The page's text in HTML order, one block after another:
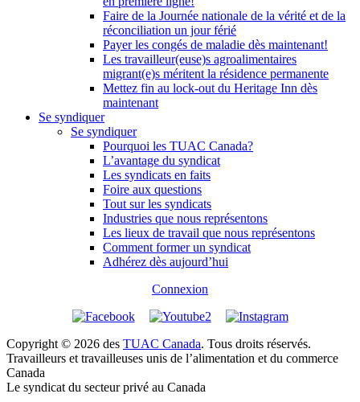
Faire de la Journée nationale de la vérité et de la
réconciliation un jour férié
Payer les congés de maladie dès maintenant!
Les travailleur(euse)s agroalimentaires
migrant(e)s méritent la résidence permanente
Mettez fin au lock-out du Heritage Inn dès
maintenant
Se syndiquer
Se syndiquer
Pourquoi les TUAC Canada?
L’avantage du syndicat
Les syndicats en faits
Foire aux questions
Tout sur les syndicats
Industries que nous représentons
Les lieux de travail que nous représentons
Comment former un syndicat
Adhérez dès aujourd’hui
Connexion
Copyright © 2026 des TUAC Canada. Tous droits réservés.
Travailleurs et travailleuses unis de l’alimentation et du commerce
Canada
Le syndicat du secteur privé au Canada